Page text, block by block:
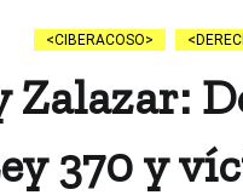
CIBERACOSO
Zalazar:
370 y